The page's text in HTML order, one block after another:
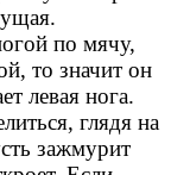
по мячу,
то значит он
левая нога.
глядя на
зажмурит